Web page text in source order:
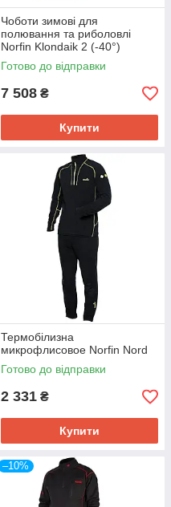
Чоботи зимові для
полювання та риболовлі
Norfin Klondaik 2 (-40°)
Готово до відправки
7 508 ₴
Купити
Термобілизна
микрофлисовое Norfin Nord
Готово до відправки
2 331 ₴
Купити
–10%